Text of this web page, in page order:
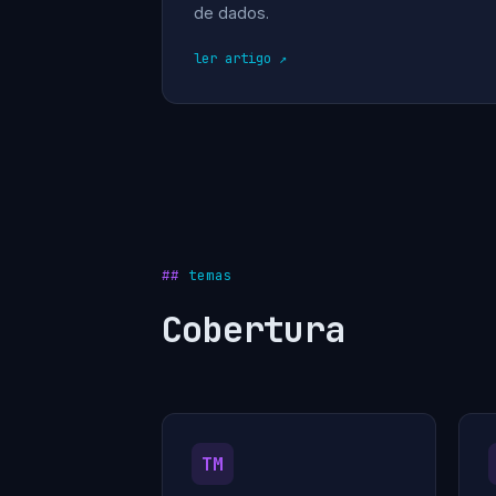
de dados.
ler artigo
temas
Cobertura
TM